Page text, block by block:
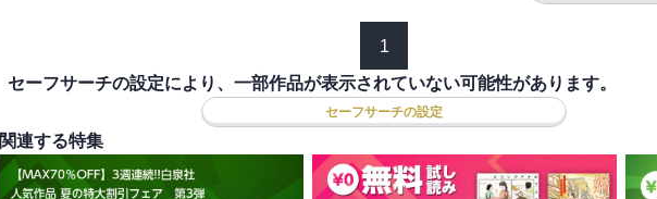
1
セーフサーチの設定により、一部作品が表示されていない可能性があります。
セーフサーチの設定
関連する特集